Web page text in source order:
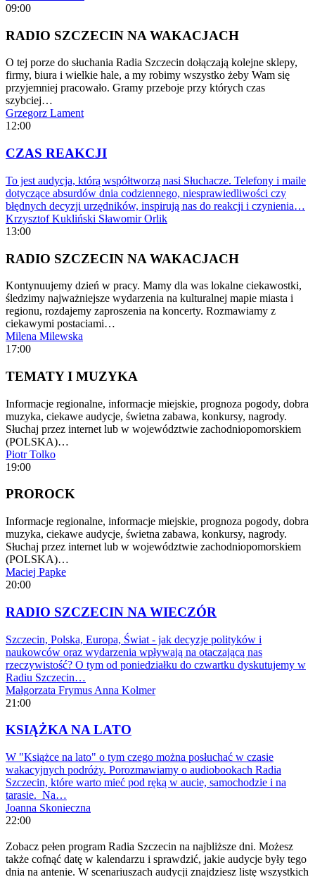
09:00
RADIO SZCZECIN NA WAKACJACH
O tej porze do słuchania Radia Szczecin dołączają kolejne sklepy,
firmy, biura i wielkie hale, a my robimy wszystko żeby Wam się
przyjemniej pracowało. Gramy przeboje przy których czas
szybciej…
Grzegorz Lament
12:00
CZAS REAKCJI
To jest audycja, którą współtworzą nasi Słuchacze. Telefony i maile
dotyczące absurdów dnia codziennego, niesprawiedliwości czy
błędnych decyzji urzędników, inspirują nas do reakcji i czynienia…
Krzysztof Kukliński Sławomir Orlik
13:00
RADIO SZCZECIN NA WAKACJACH
Kontynuujemy dzień w pracy. Mamy dla was lokalne ciekawostki,
śledzimy najważniejsze wydarzenia na kulturalnej mapie miasta i
regionu, rozdajemy zaproszenia na koncerty. Rozmawiamy z
ciekawymi postaciami…
Milena Milewska
17:00
TEMATY I MUZYKA
Informacje regionalne, informacje miejskie, prognoza pogody, dobra
muzyka, ciekawe audycje, świetna zabawa, konkursy, nagrody.
Słuchaj przez internet lub w województwie zachodniopomorskiem
(POLSKA)…
Piotr Tolko
19:00
PROROCK
Informacje regionalne, informacje miejskie, prognoza pogody, dobra
muzyka, ciekawe audycje, świetna zabawa, konkursy, nagrody.
Słuchaj przez internet lub w województwie zachodniopomorskiem
(POLSKA)…
Maciej Papke
20:00
RADIO SZCZECIN NA WIECZÓR
Szczecin, Polska, Europa, Świat - jak decyzje polityków i
naukowców oraz wydarzenia wpływają na otaczającą nas
rzeczywistość? O tym od poniedziałku do czwartku dyskutujemy w
Radiu Szczecin…
Małgorzata Frymus Anna Kolmer
21:00
KSIĄŻKA NA LATO
W "Książce na lato" o tym czego można posłuchać w czasie
wakacyjnych podróży. Porozmawiamy o audiobookach Radia
Szczecin, które warto mieć pod ręką w aucie, samochodzie i na
tarasie. Na…
Joanna Skonieczna
22:00
Zobacz pełen program Radia Szczecin na najbliższe dni. Możesz
także cofnąć datę w kalendarzu i sprawdzić, jakie audycje były tego
dnia na antenie. W scenariuszach audycji znajdziesz listę wszystkich